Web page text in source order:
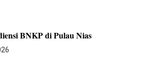
BNKP di Pulau Nias